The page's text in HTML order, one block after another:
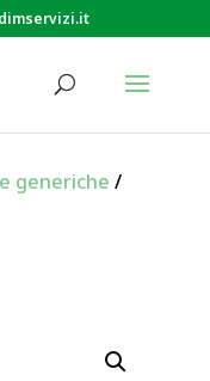
generiche /